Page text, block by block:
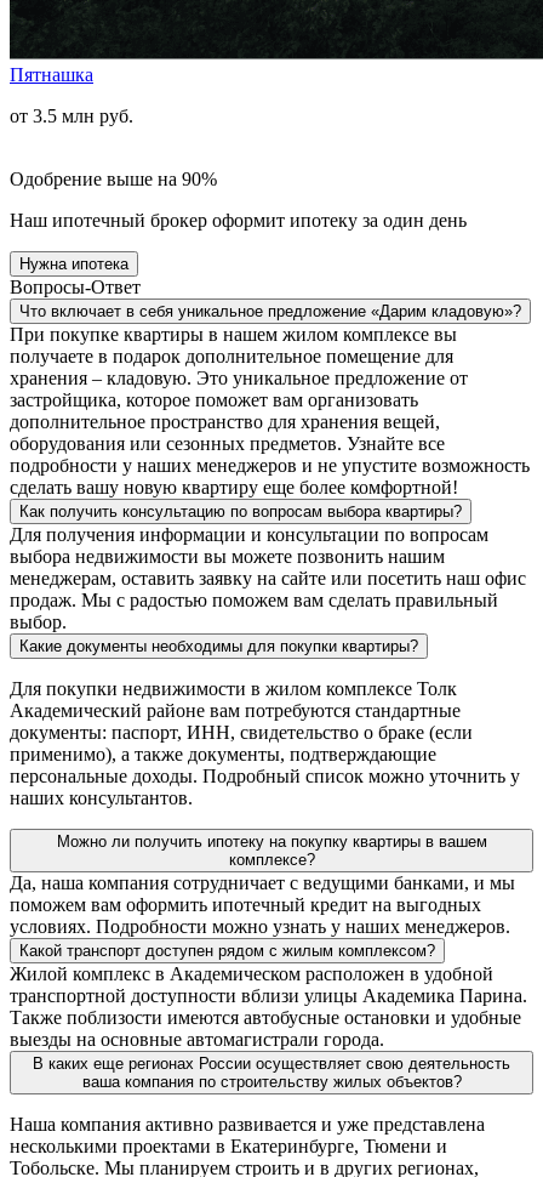
Пятнашка
от 3.5 млн руб.
Одобрение выше на 90%
Наш ипотечный брокер оформит ипотеку за один день
Нужна ипотека
Вопросы-Ответ
Что включает в себя уникальное предложение «Дарим кладовую»?
При покупке квартиры в нашем жилом комплексе вы
получаете в подарок дополнительное помещение для
хранения – кладовую. Это уникальное предложение от
застройщика, которое поможет вам организовать
дополнительное пространство для хранения вещей,
оборудования или сезонных предметов. Узнайте все
подробности у наших менеджеров и не упустите возможность
сделать вашу новую квартиру еще более комфортной!
Как получить консультацию по вопросам выбора квартиры?
Для получения информации и консультации по вопросам
выбора недвижимости вы можете позвонить нашим
менеджерам, оставить заявку на сайте или посетить наш офис
продаж. Мы с радостью поможем вам сделать правильный
выбор.
Какие документы необходимы для покупки квартиры?
Для покупки недвижимости в жилом комплексе Толк
Академический районе вам потребуются стандартные
документы: паспорт, ИНН, свидетельство о браке (если
применимо), а также документы, подтверждающие
персональные доходы. Подробный список можно уточнить у
наших консультантов.
Можно ли получить ипотеку на покупку квартиры в вашем
комплексе?
Да, наша компания сотрудничает с ведущими банками, и мы
поможем вам оформить ипотечный кредит на выгодных
условиях. Подробности можно узнать у наших менеджеров.
Какой транспорт доступен рядом с жилым комплексом?
Жилой комплекс в Академическом расположен в удобной
транспортной доступности вблизи улицы Академика Парина.
Также поблизости имеются автобусные остановки и удобные
выезды на основные автомагистрали города.
В каких еще регионах России осуществляет свою деятельность
ваша компания по строительству жилых объектов?
Наша компания активно развивается и уже представлена
несколькими проектами в Екатеринбурге, Тюмени и
Тобольске. Мы планируем строить и в других регионах,